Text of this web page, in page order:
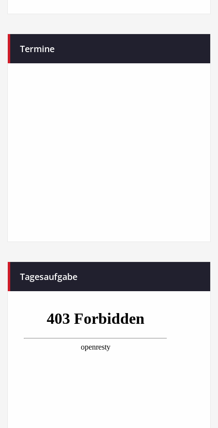
Termine
Tagesaufgabe